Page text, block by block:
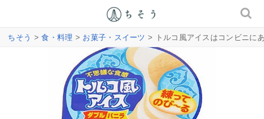
ちそう >食・料理 > お菓子・スイーツ > トルコ風アイスはコンビニに